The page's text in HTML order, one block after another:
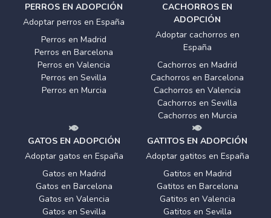
PERROS EN ADOPCIÓN
Adoptar perros en España
Perros en Madrid
Perros en Barcelona
Perros en Valencia
Perros en Sevilla
Perros en Murcia
CACHORROS EN
ADOPCIÓN
Adoptar cachorros en
España
Cachorros en Madrid
Cachorros en Barcelona
Cachorros en Valencia
Cachorros en Sevilla
Cachorros en Murcia
GATOS EN ADOPCIÓN
Adoptar gatos en España
Gatos en Madrid
Gatos en Barcelona
Gatos en Valencia
Gatos en Sevilla
GATITOS EN ADOPCIÓN
Adoptar gatitos en España
Gatitos en Madrid
Gatitos en Barcelona
Gatitos en Valencia
Gatitos en Sevilla